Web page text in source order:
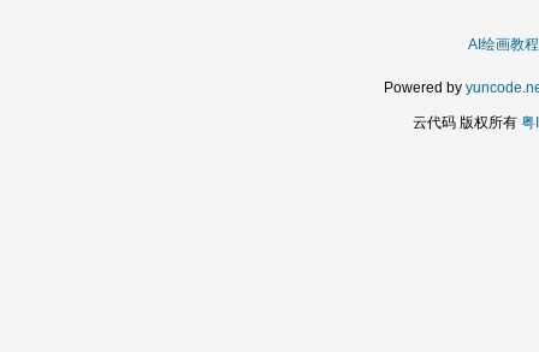
AI绘画教程
Powered by
云代码 版权所有 粤